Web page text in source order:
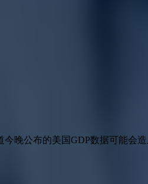
晚公布的美国GDP数据可能会